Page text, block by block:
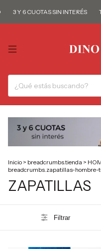
3 Y 6 CUOTAS SIN INTERÉS
Inicio > breadcrumbs.tienda >
breadcrumbs.zapatillas-
ZAPATILLAS
Filtrar